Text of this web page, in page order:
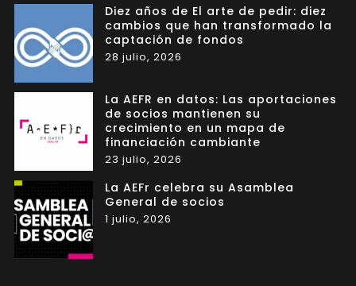
Diez años de El arte de pedir: diez
cambios que han transformado la
captación de fondos
28 julio, 2026
La AEFR en datos: Las aportaciones
de socios mantienen su
crecimiento en un mapa de
financiación cambiante
23 julio, 2026
La AEFr celebra su Asamblea
General de socios
1 julio, 2026